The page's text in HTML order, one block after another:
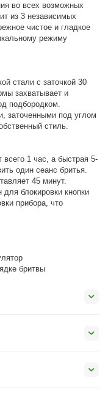
во всех возможных
из 3 независимых
чистое и гладкое
режиму
стали с заточкой 30
захватывает и
подбородком.
заточенными под углом
стиль.
всего 1 час, а быстрая 5-
один сеанс бритья.
45 минут.
блокировки кнопки
прибора, что
бритвы